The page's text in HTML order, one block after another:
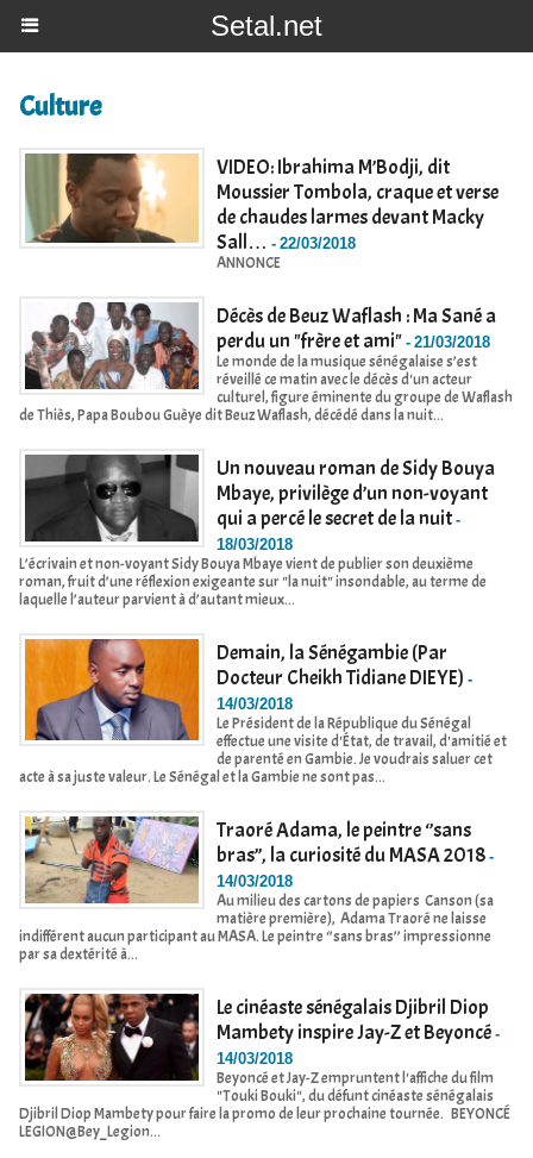
Setal.net
Culture
VIDEO: Ibrahima M’Bodji, dit
Moussier Tombola, craque et verse
de chaudes larmes devant Macky
Sall… - 22/03/2018
ANNONCE
Décès de Beuz Waflash : Ma Sané a
perdu un "frère et ami" - 21/03/2018
Le monde de la musique sénégalaise s’est
réveillé ce matin avec le décès d'un acteur
culturel, figure éminente du groupe de Waflash
de Thiès, Papa Boubou Guèye dit Beuz Waflash, décédé dans la nuit...
Un nouveau roman de Sidy Bouya
Mbaye, privilège d’un non-voyant
qui a percé le secret de la nuit -
18/03/2018
L’écrivain et non-voyant Sidy Bouya Mbaye vient de publier son deuxième
roman, fruit d’une réflexion exigeante sur "la nuit" insondable, au terme de
laquelle l’auteur parvient à d’autant mieux...
Demain, la Sénégambie (Par
Docteur Cheikh Tidiane DIEYE) -
14/03/2018
Le Président de la République du Sénégal
effectue une visite d'État, de travail, d'amitié et
de parenté en Gambie. Je voudrais saluer cet
acte à sa juste valeur. Le Sénégal et la Gambie ne sont pas...
Traoré Adama, le peintre ‘’sans
bras’’, la curiosité du MASA 2018 -
14/03/2018
Au milieu des cartons de papiers Canson (sa
matière première), Adama Traoré ne laisse
indifférent aucun participant au MASA. Le peintre ‘’sans bras’’ impressionne
par sa dextérité à...
Le cinéaste sénégalais Djibril Diop
Mambety inspire Jay-Z et Beyoncé -
14/03/2018
Beyoncé et Jay-Z empruntent l'affiche du film
"Touki Bouki", du défunt cinéaste sénégalais
Djibril Diop Mambety pour faire la promo de leur prochaine tournée. BEYONCÉ
LEGION@Bey_Legion...